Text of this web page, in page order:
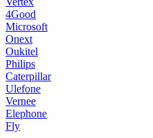
4Good
Microsoft
Onext
Oukitel
Philips
Caterpillar
Ulefone
Vernee
Elephone
Fly